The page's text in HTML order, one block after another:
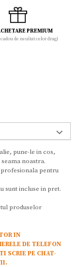
PREMIUM
de neuitat celor dragi
pune-le in cos,
noastra.
pentru
sunt incluse in pret.
produselor
IN
DE TELEFON
SCRIE PE CHAT-